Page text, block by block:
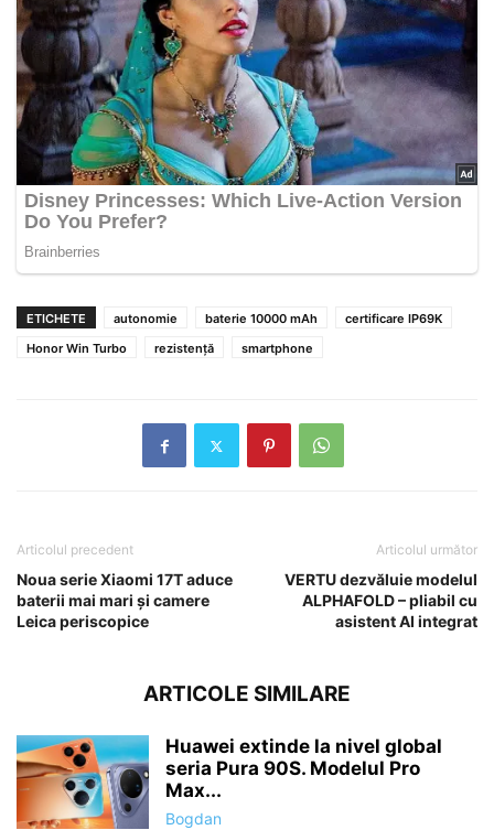
ETICHETE autonomie baterie 10000 mAh
certificare IP69K
Honor Win Turbo
rezistență smartphone
Articolul precedent
Noua serie Xiaomi 17T aduce
baterii mai mari și camere
Leica periscopice
Articolul următor
VERTU dezvăluie modelul
ALPHAFOLD – pliabil cu
asistent AI integrat
ARTICOLE SIMILARE
Huawei extinde la nivel global
seria Pura 90S. Modelul Pro
Max...
Bogdan